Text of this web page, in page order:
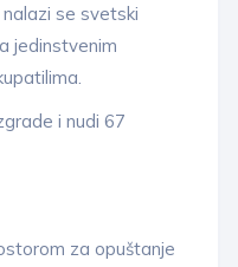
se svetski
jedinstvenim
i nudi 67
za opuštanje